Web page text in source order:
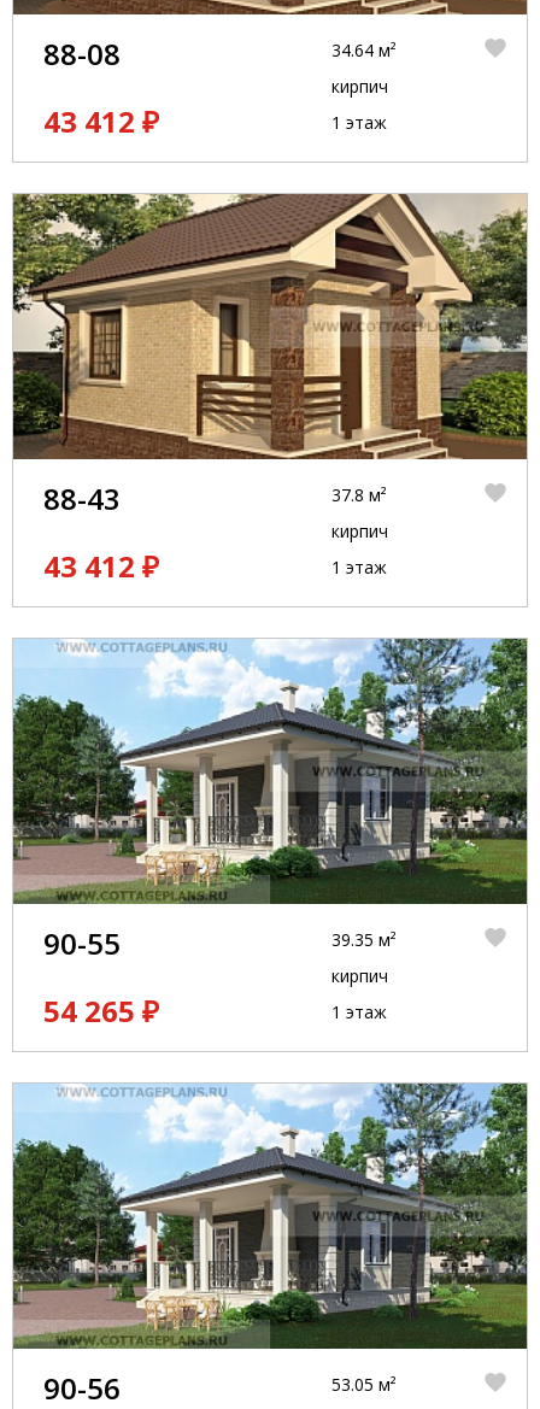
88-08
43 412 ₽
34.64 м²
кирпич
1 этаж
88-43
43 412 ₽
37.8 м²
кирпич
1 этаж
90-55
54 265 ₽
39.35 м²
кирпич
1 этаж
90-56 53.05 м²